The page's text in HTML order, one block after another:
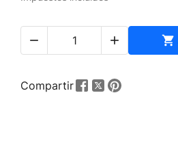
  
Compartir